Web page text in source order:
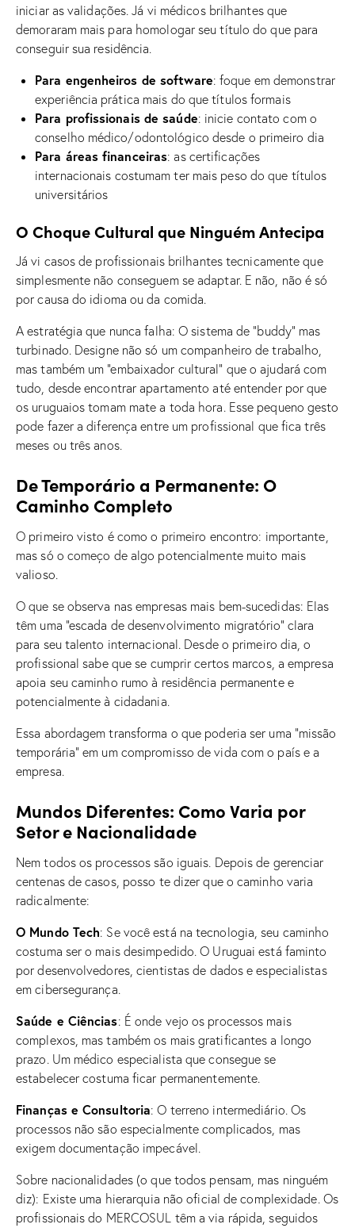
iniciar as validações. Já vi médicos brilhantes que
demoraram mais para homologar seu título do que para
conseguir sua residência.
Para engenheiros de software: foque em demonstrar
experiência prática mais do que títulos formais
Para profissionais de saúde: inicie contato com o
conselho médico/odontológico desde o primeiro dia
Para áreas financeiras: as certificações
internacionais costumam ter mais peso do que títulos
universitários
O Choque Cultural que Ninguém Antecipa
Já vi casos de profissionais brilhantes tecnicamente que
simplesmente não conseguem se adaptar. E não, não é só
por causa do idioma ou da comida.
A estratégia que nunca falha: O sistema de “buddy” mas
turbinado. Designe não só um companheiro de trabalho,
mas também um “embaixador cultural” que o ajudará com
tudo, desde encontrar apartamento até entender por que
os uruguaios tomam mate a toda hora. Esse pequeno gesto
pode fazer a diferença entre um profissional que fica três
meses ou três anos.
De Temporário a Permanente: O
Caminho Completo
O primeiro visto é como o primeiro encontro: importante,
mas só o começo de algo potencialmente muito mais
valioso.
O que se observa nas empresas mais bem-sucedidas: Elas
têm uma “escada de desenvolvimento migratório” clara
para seu talento internacional. Desde o primeiro dia, o
profissional sabe que se cumprir certos marcos, a empresa
apoia seu caminho rumo à residência permanente e
potencialmente à cidadania.
Essa abordagem transforma o que poderia ser uma “missão
temporária” em um compromisso de vida com o país e a
empresa.
Mundos Diferentes: Como Varia por
Setor e Nacionalidade
Nem todos os processos são iguais. Depois de gerenciar
centenas de casos, posso te dizer que o caminho varia
radicalmente:
O Mundo Tech: Se você está na tecnologia, seu caminho
costuma ser o mais desimpedido. O Uruguai está faminto
por desenvolvedores, cientistas de dados e especialistas
em cibersegurança.
Saúde e Ciências: É onde vejo os processos mais
complexos, mas também os mais gratificantes a longo
prazo. Um médico especialista que consegue se
estabelecer costuma ficar permanentemente.
Finanças e Consultoria: O terreno intermediário. Os
processos não são especialmente complicados, mas
exigem documentação impecável.
Sobre nacionalidades (o que todos pensam, mas ninguém
diz): Existe uma hierarquia não oficial de complexidade. Os
profissionais do MERCOSUL têm a via rápida, seguidos